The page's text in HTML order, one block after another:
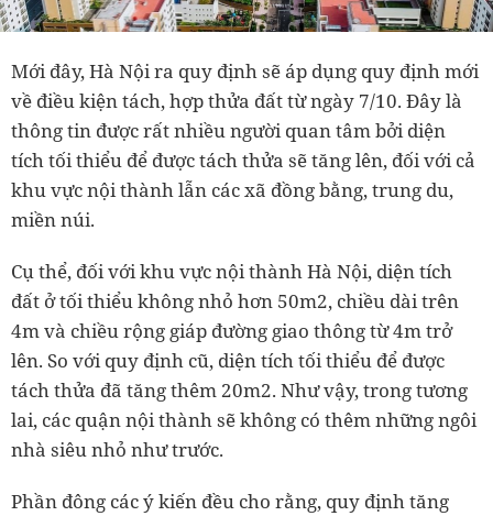
Mới đây, Hà Nội ra quy định sẽ áp dụng quy định mới
về điều kiện tách, hợp thửa đất từ ngày 7/10. Đây là
thông tin được rất nhiều người quan tâm bởi diện
tích tối thiểu để được tách thửa sẽ tăng lên, đối với cả
khu vực nội thành lẫn các xã đồng bằng, trung du,
miền núi.
Cụ thể, đối với khu vực nội thành Hà Nội, diện tích
đất ở tối thiểu không nhỏ hơn 50m2, chiều dài trên
4m và chiều rộng giáp đường giao thông từ 4m trở
lên. So với quy định cũ, diện tích tối thiểu để được
tách thửa đã tăng thêm 20m2. Như vậy, trong tương
lai, các quận nội thành sẽ không có thêm những ngôi
nhà siêu nhỏ như trước.
Phần đông các ý kiến đều cho rằng, quy định tăng